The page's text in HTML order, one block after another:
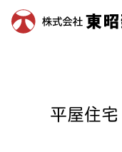
東昭建設建設トップ
平屋住